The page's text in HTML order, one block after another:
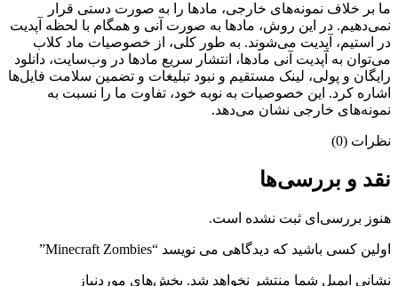
ما بر خلاف نمونه‌های خارجی، مادها را به صورت دستی قرار
نمی‌دهیم. در این روش، مادها به صورت آنی و همگام با لحظه آپدیت
در استیم، آپدیت می‌شوند. به طور کلی، از خصوصیات ماد کلاب
می‌‌توان به آپدیت آنی مادها، انتشار سریع مادها در وب‌سایت، دانلود
رایگان و پولی، لینک مستقیم و نبود تبلیغات و تضمین سلامت فایل‌ها
اشاره کرد. این خصوصیات به نوبه خود، تفاوت ما را نسبت به
نمونه‌های خارجی نشان می‌دهد.
نظرات (0)
نقد و بررسی‌ها
هنوز بررسی‌ای ثبت نشده است.
اولین کسی باشید که دیدگاهی می نویسد “Minecraft Zombies”
نشانی ایمیل شما منتشر نخواهد شد. بخش‌های موردنیاز